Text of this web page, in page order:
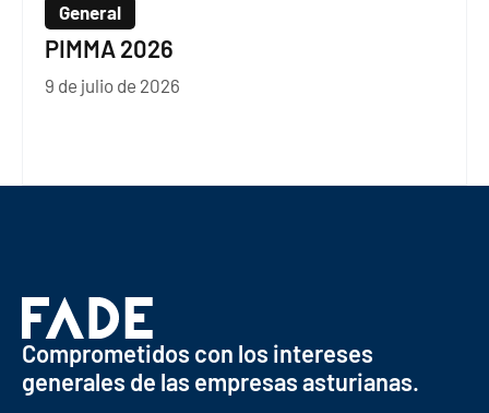
General
PIMMA 2026
9 de julio de 2026
Comprometidos con los intereses
generales de las empresas asturianas.